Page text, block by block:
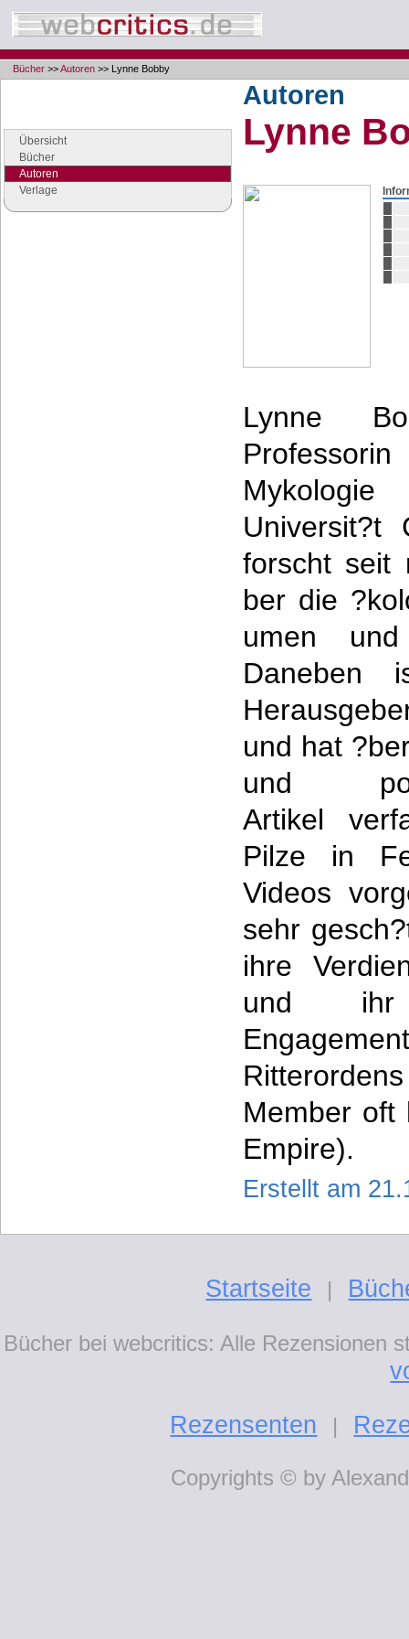
Bücher >>Autoren >> Lynne Bobby
Übersicht
Bücher
Autoren
Verlage
Autoren
Lynne
Lynne
Universit?t
forscht seit
ber die
umen
Daneben
und hat
und
Artikel
Pilze in
Videos
sehr
ihre
und ihr
Member oft
Empire).
Erstellt am
Startseite |
Bücher bei webcritics: Alle Rezensionen
Rezensenten
|
Copyrights © by